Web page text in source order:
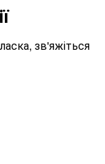
зв'яжіться